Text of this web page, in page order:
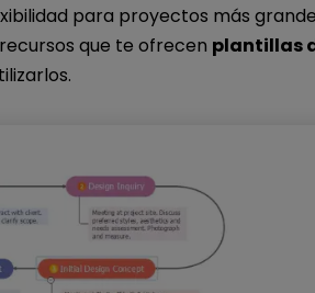
para proyectos más
que te ofrecen plantillas